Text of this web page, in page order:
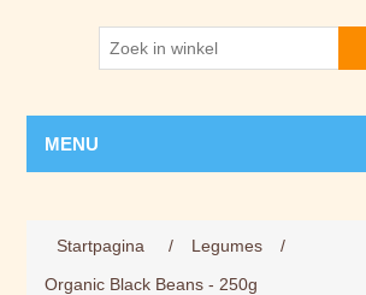
MENU
Startpagina / Legumes
/
Organic Black Beans - 250g